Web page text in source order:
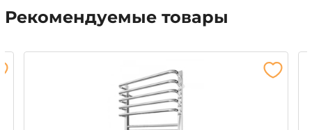
Рекомендуемые товары